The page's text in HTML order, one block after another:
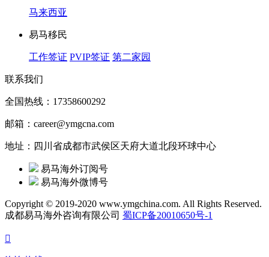
马来西亚
易马移民
工作签证 PVIP签证 第二家园
联系我们
全国热线：17358600292
邮箱：career@ymgcna.com
地址：四川省成都市武侯区天府大道北段环球中心
易马海外订阅号
易马海外微博号
Copyright © 2019-2020 www.ymgchina.com. All Rights Reserved.
成都易马海外咨询有限公司 蜀ICP备20010650号-1
